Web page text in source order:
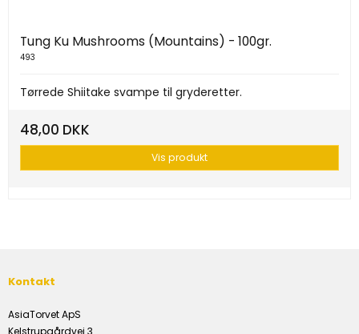
Tung Ku Mushrooms (Mountains) - 100gr.
493
Tørrede Shiitake svampe til gryderetter.
48,00 DKK
Vis produkt
Kontakt
AsiaTorvet ApS